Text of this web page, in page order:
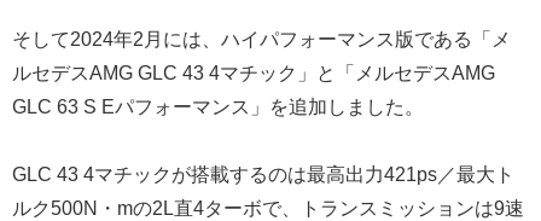
そして2024年2月には、ハイパフォーマンス版である「メ
ルセデスAMG GLC 43 4マチック」と「メルセデスAMG
GLC 63 S Eパフォーマンス」を追加しました。
GLC 43 4マチックが搭載するのは最高出力421ps／最大ト
ルク500N・mの2L直4ターボで、トランスミッションは9速